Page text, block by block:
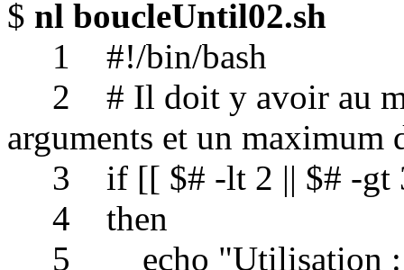
$ nl boucleUntil02.sh
1 #!/bin/bash
2 # Il doit y avoir au
arguments et un maximum
3 if [[ $# -lt 2 || $# -gt
4 then
5 echo "Utilisation :